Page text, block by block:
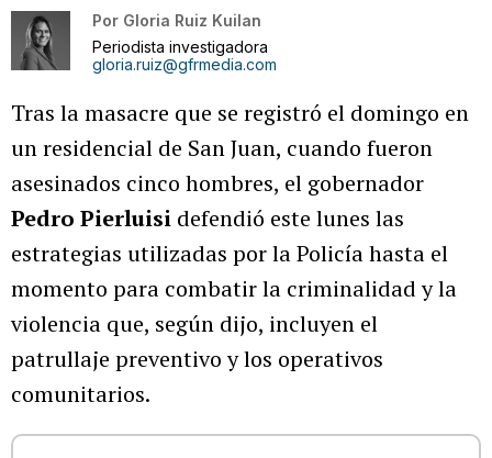
Por Gloria Ruiz Kuilan
Periodista investigadora
gloria.ruiz@gfrmedia.com
Tras la masacre que se registró el domingo en
un residencial de San Juan, cuando fueron
asesinados cinco hombres, el gobernador
Pedro Pierluisi defendió este lunes las
estrategias utilizadas por la Policía hasta el
momento para combatir la criminalidad y la
violencia que, según dijo, incluyen el
patrullaje preventivo y los operativos
comunitarios.